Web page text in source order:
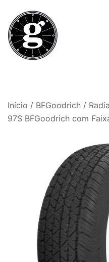
content
Início / BFGoodrich /
97S BFGoodrich com